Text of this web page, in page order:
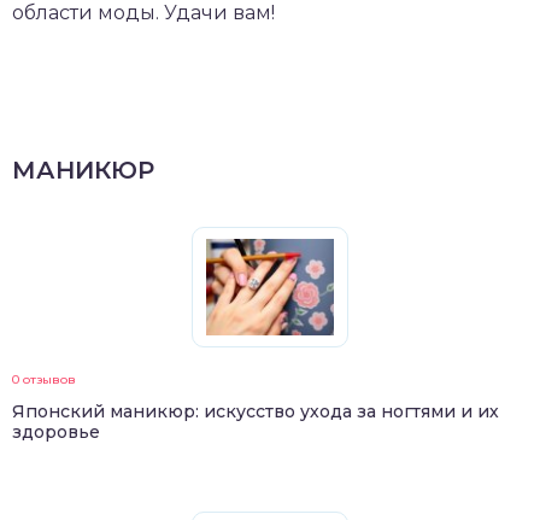
области моды. Удачи вам!
МАНИКЮР
0 отзывов
Японский маникюр: искусство ухода за ногтями и их
здоровье